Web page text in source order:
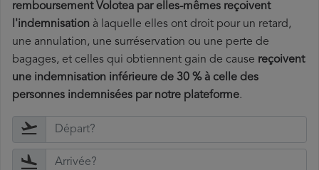
remboursement Volotea par elles-mêmes reçoivent
l'indemnisation à laquelle elles ont droit pour un retard,
une annulation, une surréservation ou une perte de
bagages, et celles qui obtiennent gain de cause reçoivent
une indemnisation inférieure de 30 % à celle des
personnes indemnisées par notre plateforme.